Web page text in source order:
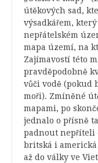
útěkových sad,
výsadkářem,
nepřátelském
mapa území, na
Zajímavostí této
pravděpodobně
vůči vodě (pokud
moři). Zmíněné
mapami, po
jednalo o přísně
padnout nepříteli
britská i
až do války ve